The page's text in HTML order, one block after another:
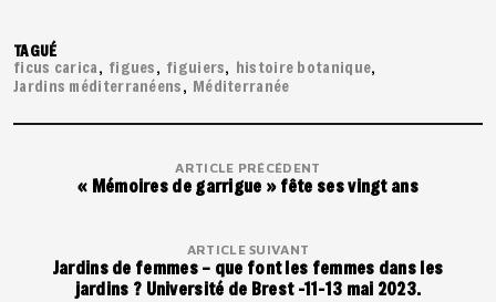
TAGUÉ
ficus carica figues figuiers
histoire botanique
Jardins méditerranéens
Méditerranée
ARTICLE PRÉCÉDENT
« Mémoires de garrigue » fête ses vingt ans
ARTICLE SUIVANT
Jardins de femmes – que font les femmes dans les
jardins ? Université de Brest -11-13 mai 2023.